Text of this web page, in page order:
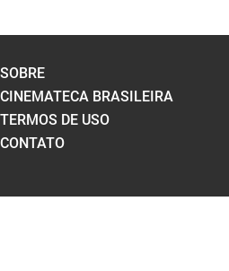
SOBRE
CINEMATECA BRASILEIRA
TERMOS DE USO
CONTATO